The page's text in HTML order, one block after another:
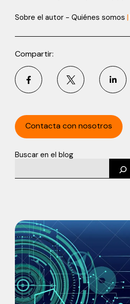
Sobre el autor - Quiénes somos |
Compartir:
Contacta con nosotros
Buscar en el blog